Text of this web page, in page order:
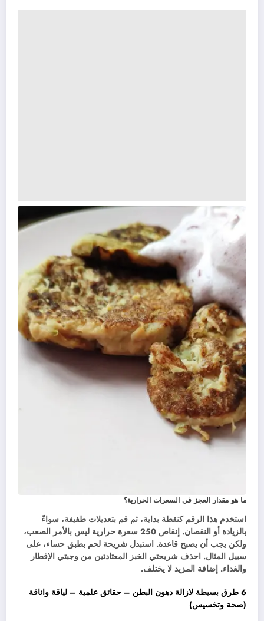
ما هو مقدار العجز في السعرات الحرارية؟
استخدم هذا الرقم كنقطة بداية، ثم قم بتعديلات طفيفة، سواءً
بالزيادة أو النقصان. إنقاص 250 سعرة حرارية ليس بالأمر الصعب،
ولكن يجب أن يصبح قاعدة. استبدل شريحة لحم بطبق حساء، على
سبيل المثال. احذف شريحتي الخبز المعتادتين من وجبتي الإفطار
والغداء. إضافة المزيد لا يختلف.
6 طرق بسيطة لازالة دهون البطن – حقائق علمية – لياقة واناقة
(صحة وتخسيس)